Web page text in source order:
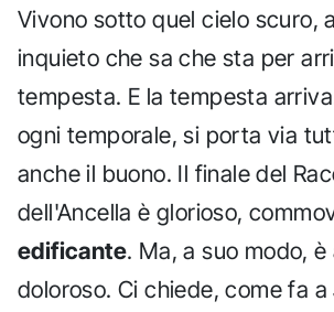
Vivono sotto quel cielo scuro,
inquieto che sa che sta per
tempesta. E la tempesta
ogni temporale, si porta via
anche il buono. Il finale del
dell'Ancella è glorioso,
edificante. Ma, a suo modo, è
doloroso. Ci chiede, come fa